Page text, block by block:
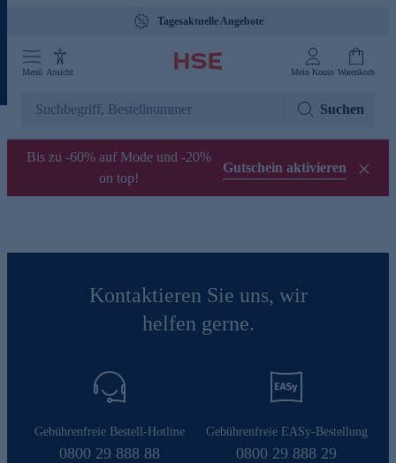
Tagesaktuelle Angebote
Menü Ansicht Mein Konto Warenkorb
Suchen
Bis zu -60% auf Mode und -20%
on top!
Gutschein aktivieren
Kontaktieren Sie uns, wir
helfen gerne.
Gebührenfreie Bestell-Hotline
0800 29 888 88
Gebührenfreie EASy-Bestellung
0800 29 888 29